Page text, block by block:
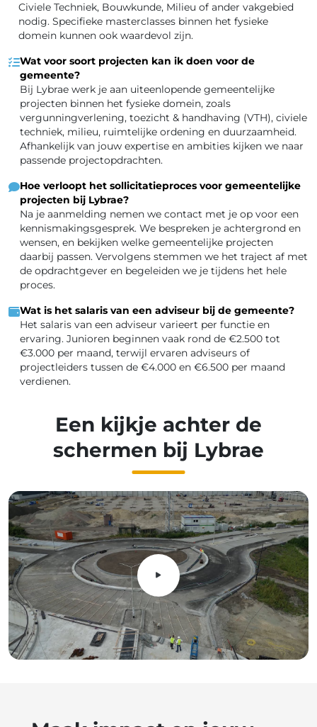
Civiele Techniek, Bouwkunde, Milieu of ander vakgebied
nodig. Specifieke masterclasses binnen het fysieke
domein kunnen ook waardevol zijn.
Wat voor soort projecten kan ik doen voor de
gemeente?
Bij Lybrae werk je aan uiteenlopende gemeentelijke
projecten binnen het fysieke domein, zoals
vergunningverlening, toezicht & handhaving (VTH), civiele
techniek, milieu, ruimtelijke ordening en duurzaamheid.
Afhankelijk van jouw expertise en ambities kijken we naar
passende projectopdrachten.
Hoe verloopt het sollicitatieproces voor gemeentelijke
projecten bij Lybrae?
Na je aanmelding nemen we contact met je op voor een
kennismakingsgesprek. We bespreken je achtergrond en
wensen, en bekijken welke gemeentelijke projecten
daarbij passen. Vervolgens stemmen we het traject af met
de opdrachtgever en begeleiden we je tijdens het hele
proces.
Wat is het salaris van een adviseur bij de gemeente?
Het salaris van een adviseur varieert per functie en
ervaring. Junioren beginnen vaak rond de €2.500 tot
€3.000 per maand, terwijl ervaren adviseurs of
projectleiders tussen de €4.000 en €6.500 per maand
verdienen.
Een kijkje achter de
schermen bij Lybrae